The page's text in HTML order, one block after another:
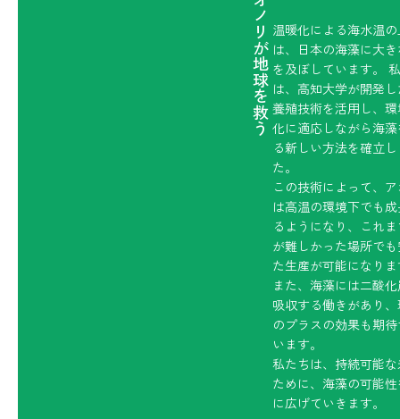
アオノリが地球を救う 温暖化による海水温
は、日本の海藻に大
を及ぼしています。
は、高知大学が開発
養殖技術を活用し、
化に適応しながら海
る新しい方法を確立
た。
この技術によって、
は高温の環境下でも
るようになり、これ
が難しかった場所で
た生産が可能になり
また、海藻には二酸
吸収する働きがあり
のプラスの効果も期
います。
私たちは、持続可能
ために、海藻の可能
に広げていきます。